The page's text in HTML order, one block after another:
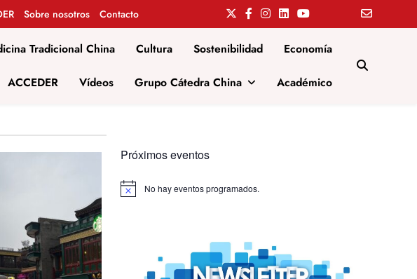
Sobre nosotros Contacto
Tradicional China Cultura Sostenibilidad Economía
ACCEDER Vídeos Grupo Cátedra China Académico
Próximos eventos
Aviso No hay eventos programados.